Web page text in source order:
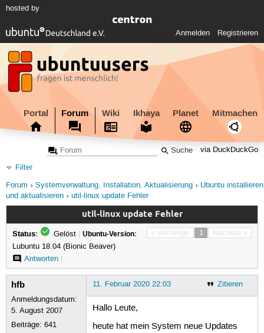
hosted by
Anmelden Registrieren
Portal Forum Wiki Ikhaya Planet Mitmachen
via DuckDuckGo
Filter
Forum
Systemverwaltung, Installation, Aktualisierung
Ubuntu installieren
und aktualisieren
util-linux update Fehler
util-linux update Fehler
« Vorherige 1 Nächste »
Status: Gelöst | Ubuntu-Version:
Lubuntu 18.04 (Bionic Beaver)
Antworten|
hfb
Anmeldungsdatum:
5. August 2007
Beiträge:641
Zitieren
11. Februar 2020 22:03
Hallo Leute,
heute hat mein System neue Updates